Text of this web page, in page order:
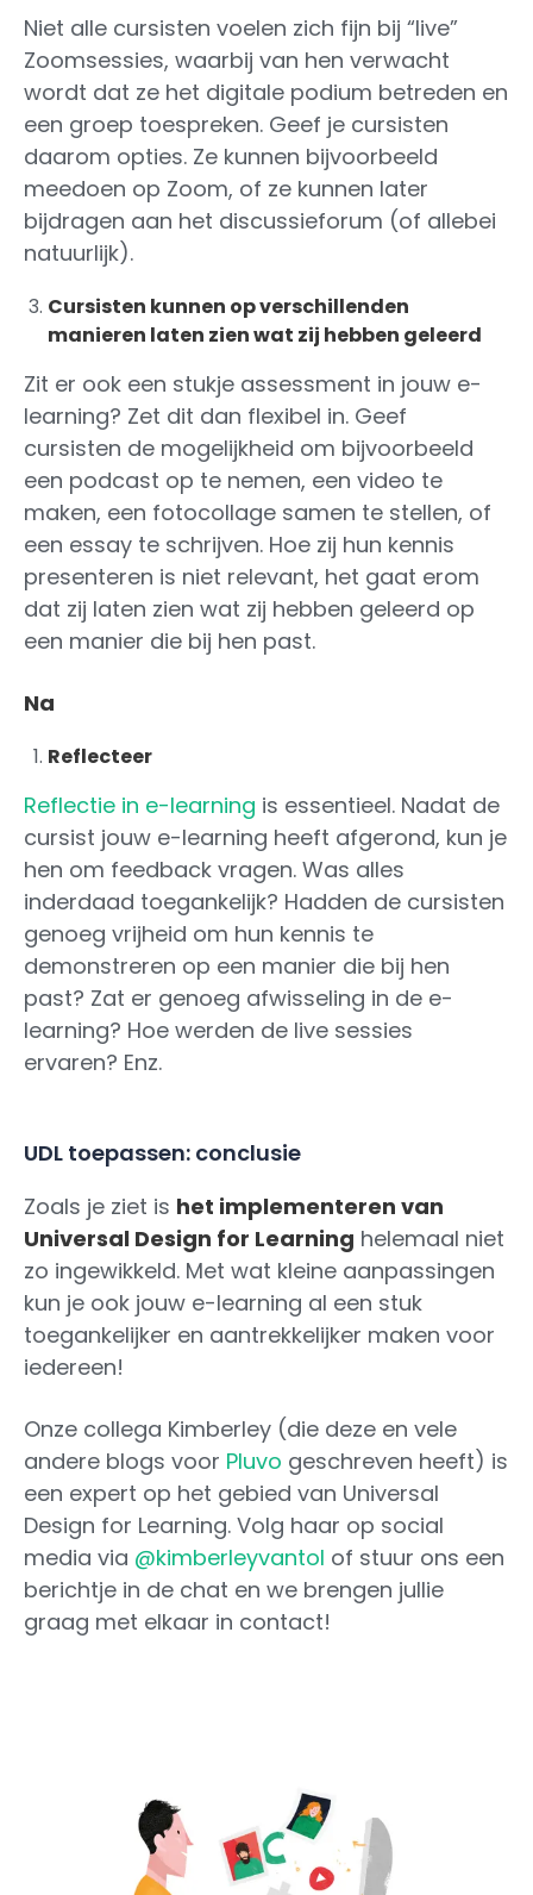
Niet alle cursisten voelen zich fijn bij “live”
Zoomsessies, waarbij van hen verwacht
wordt dat ze het digitale podium betreden en
een groep toespreken. Geef je cursisten
daarom opties. Ze kunnen bijvoorbeeld
meedoen op Zoom, of ze kunnen later
bijdragen aan het discussieforum (of allebei
natuurlijk).
Cursisten kunnen op verschillenden
manieren laten zien wat zij hebben geleerd
Zit er ook een stukje assessment in jouw e-
learning? Zet dit dan flexibel in. Geef
cursisten de mogelijkheid om bijvoorbeeld
een podcast op te nemen, een video te
maken, een fotocollage samen te stellen, of
een essay te schrijven. Hoe zij hun kennis
presenteren is niet relevant, het gaat erom
dat zij laten zien wat zij hebben geleerd op
een manier die bij hen past.
Na
Reflecteer
Reflectie in e-learning is essentieel. Nadat de
cursist jouw e-learning heeft afgerond, kun je
hen om feedback vragen. Was alles
inderdaad toegankelijk? Hadden de cursisten
genoeg vrijheid om hun kennis te
demonstreren op een manier die bij hen
past? Zat er genoeg afwisseling in de e-
learning? Hoe werden de live sessies
ervaren? Enz.
UDL toepassen: conclusie
Zoals je ziet is het implementeren van
Universal Design for Learning helemaal niet
zo ingewikkeld. Met wat kleine aanpassingen
kun je ook jouw e-learning al een stuk
toegankelijker en aantrekkelijker maken voor
iedereen!
Onze collega Kimberley (die deze en vele
andere blogs voor Pluvo geschreven heeft) is
een expert op het gebied van Universal
Design for Learning. Volg haar op social
media via @kimberleyvantol of stuur ons een
berichtje in de chat en we brengen jullie
graag met elkaar in contact!